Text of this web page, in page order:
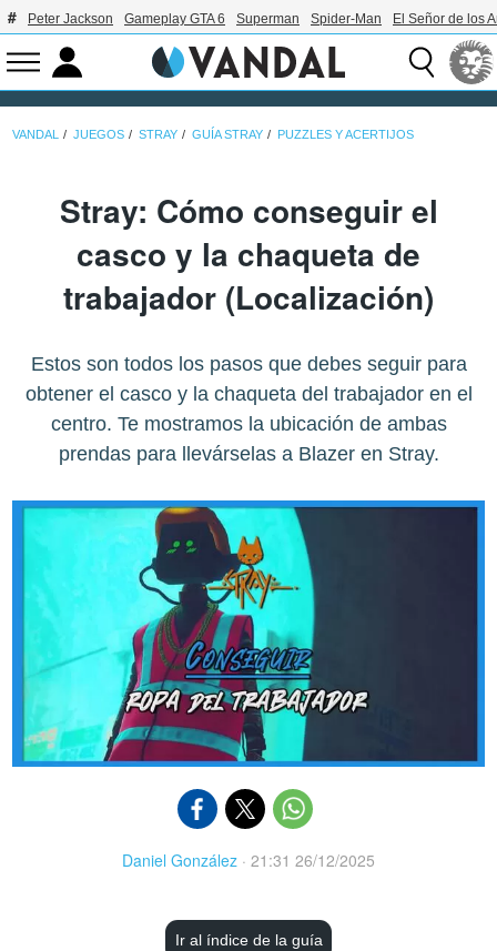
Peter Jackson Gameplay GTA 6 Superman Spider-Man El Señor de los
VANDAL JUEGOS STRAY GUÍA STRAY PUZZLES Y ACERTIJOS
Stray: Cómo conseguir el
casco y la chaqueta de
trabajador (Localización)
Estos son todos los pasos que debes seguir para
obtener el casco y la chaqueta del trabajador en el
centro. Te mostramos la ubicación de ambas
prendas para llevárselas a Blazer en Stray.
Daniel González · 21:31 26/12/2025
Ir al índice de la guía